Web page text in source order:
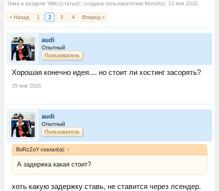
Тема в разделе 'Wiki (статьи)', создана пользователем Monofox 13 янв 2015
< Назад 1 2 3 4 Вперёд >
audi
Опытный
Пользователь
Хорошая конечно идея.... но стоит ли хостинг засорять?
29 янв 2015
audi
Опытный
Пользователь
BoRzZoY сказал(а): ↑
А задержка какая стоит?
хоть какую задержку ставь, не ставится через лсендер.